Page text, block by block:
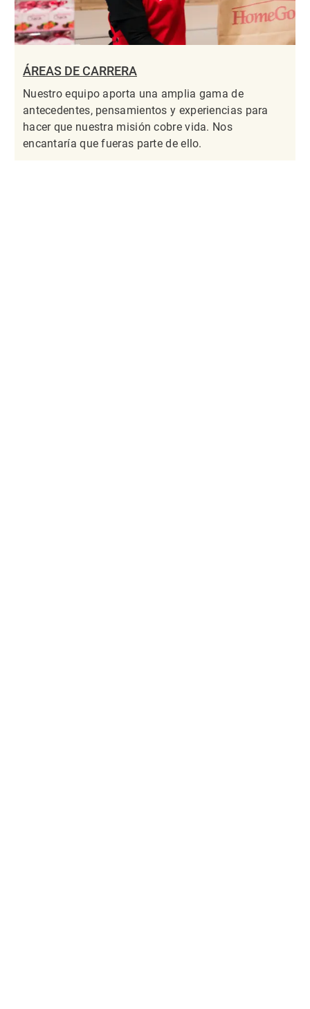
ÁREAS DE CARRERA
Nuestro equipo aporta una amplia gama de
antecedentes, pensamientos y experiencias para
hacer que nuestra misión cobre vida. Nos
encantaría que fueras parte de ello.